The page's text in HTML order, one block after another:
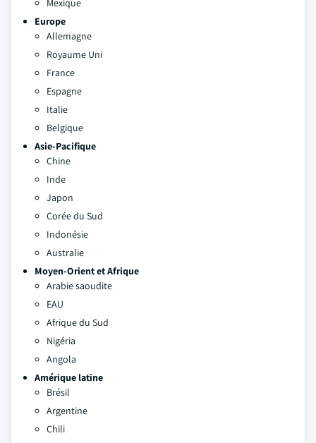
Mexique
Europe
Allemagne
Royaume Uni
France
Espagne
Italie
Belgique
Asie-Pacifique
Chine
Inde
Japon
Corée du Sud
Indonésie
Australie
Moyen-Orient et Afrique
Arabie saoudite
EAU
Afrique du Sud
Nigéria
Angola
Amérique latine
Brésil
Argentine
Chili